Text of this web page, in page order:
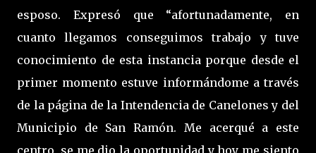
esposo. Expresó que “afortunadamente, en
cuanto llegamos conseguimos trabajo y tuve
conocimiento de esta instancia porque desde el
primer momento estuve informándome a través
de la página de la Intendencia de Canelones y del
Municipio de San Ramón. Me acerqué a este
centro, se me dio la oportunidad y hoy me siento